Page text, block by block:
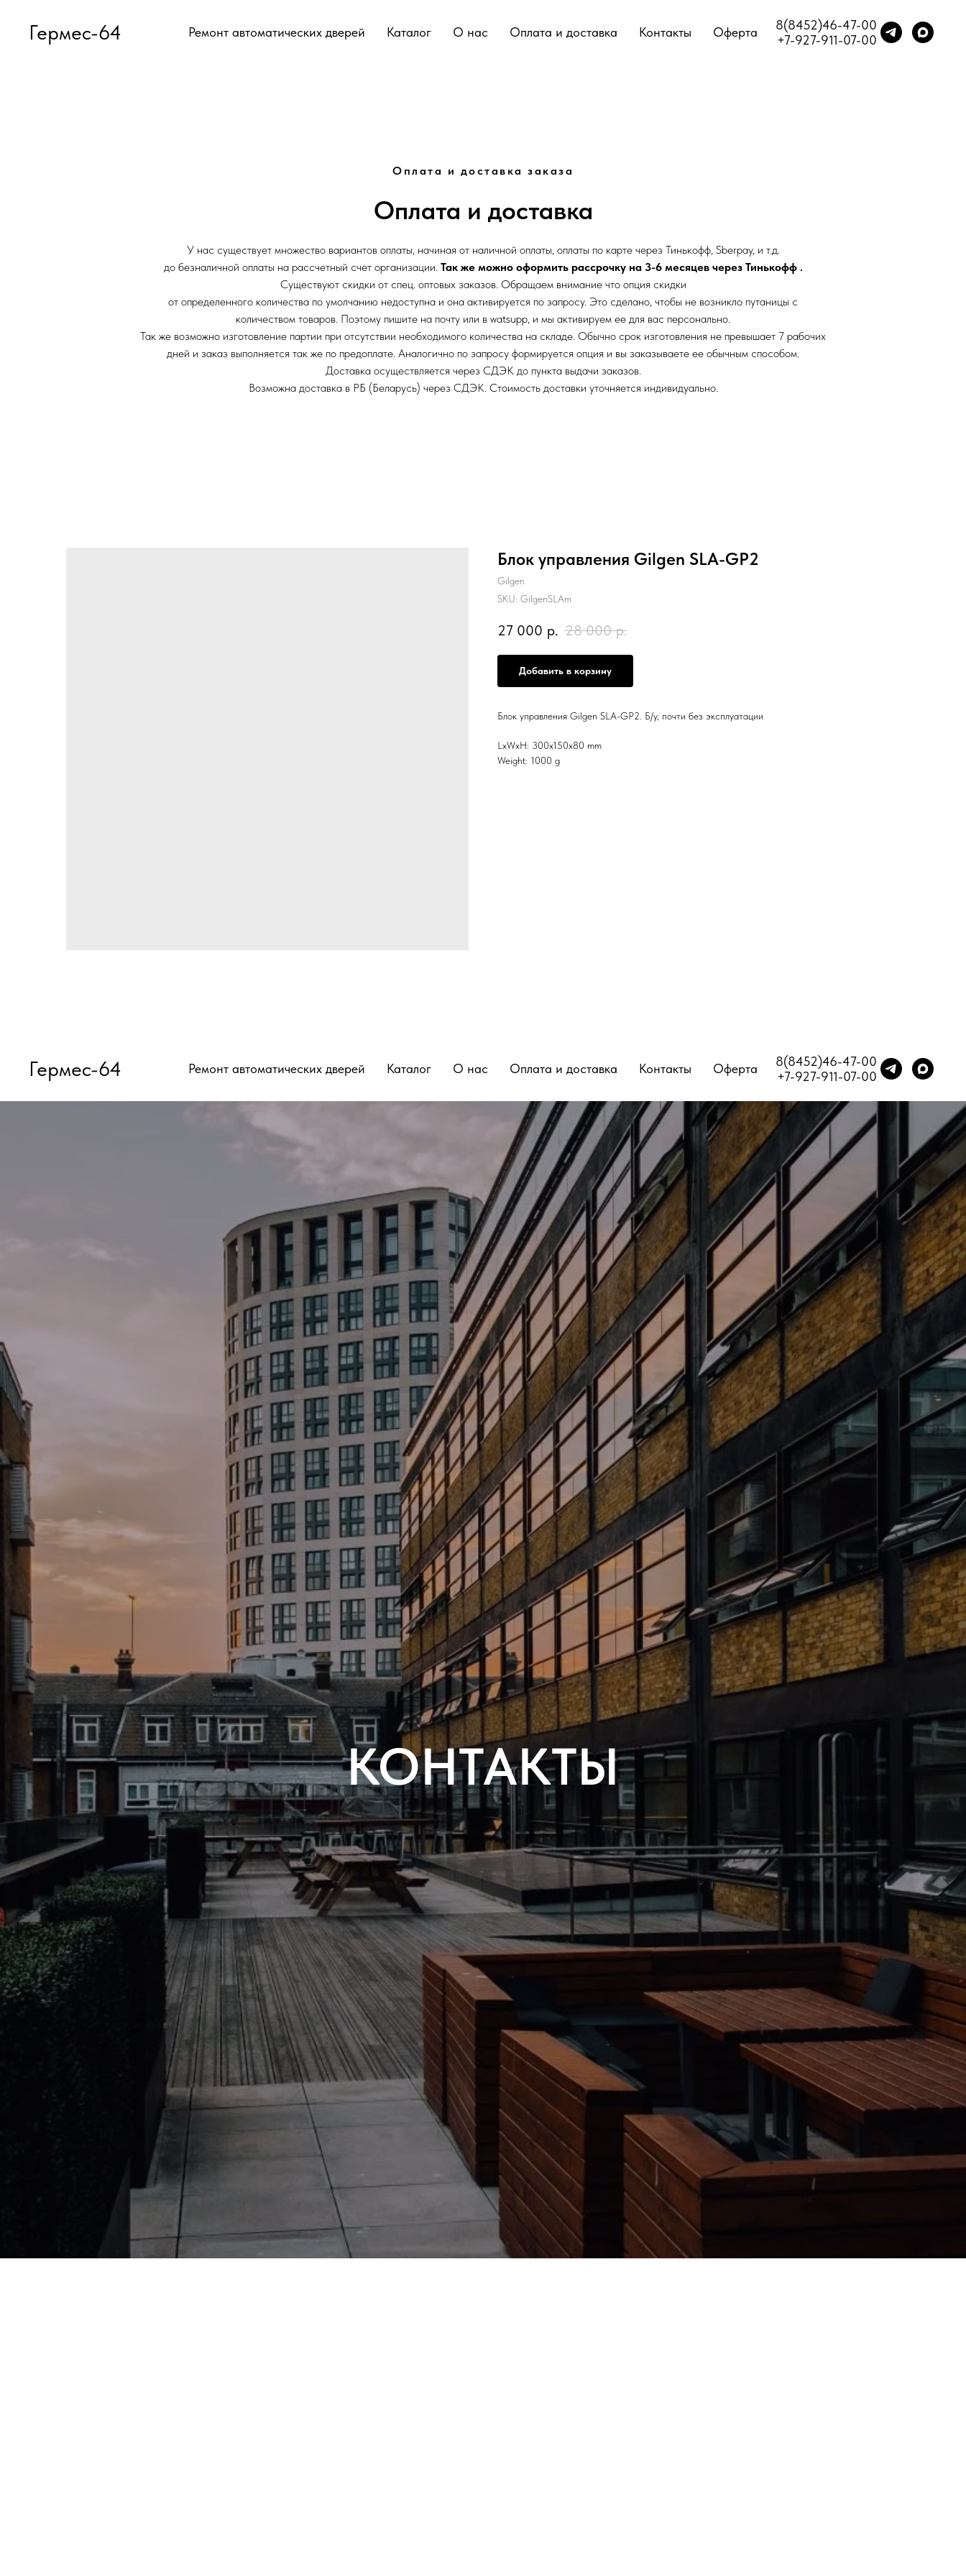
Гермес-64 Ремонт автоматических дверей Каталог О нас Оплата и доставка Контакты Оферта
8(8452)46-47-00
+7-927-911-07-00
Оплата и доставка заказа
Оплата и доставка
У нас существует множество вариантов оплаты, начиная от наличной оплаты, оплаты по карте через Тинькофф, Sberpay, и т.д.
до безналичной оплаты на рассчетный счет организации. Так же можно оформить рассрочку на 3-6 месяцев через Тинькофф .
Существуют скидки от спец. оптовых заказов. Обращаем внимание что опция скидки
от определенного количества по умолчанию недоступна и она активируется по запросу. Это сделано, чтобы не возникло путаницы с
количеством товаров. Поэтому пишите на почту или в watsupp, и мы активируем ее для вас персонально.
Так же возможно изготовление партии при отсутствии необходимого количества на складе. Обычно срок изготовления не превышает 7 рабочих
дней и заказ выполняется так же по предоплате. Аналогично по запросу формируется опция и вы заказываете ее обычным способом.
Доставка осуществляется через СДЭК до пункта выдачи заказов.
Возможна доставка в РБ (Беларусь) через СДЭК. Стоимость доставки уточняется индивидуально.
Блок управления Gilgen SLA-GP2
Gilgen
SKU: GilgenSLAm
27 000 р. 28 000 р.
Добавить в корзину
Блок управления Gilgen SLA-GP2. Б/у, почти без эксплуатации
LxWxH: 300x150x80 mm
Weight: 1000 g
Гермес-64 Ремонт автоматических дверей Каталог О нас Оплата и доставка Контакты Оферта
8(8452)46-47-00
+7-927-911-07-00
КОНТАКТЫ